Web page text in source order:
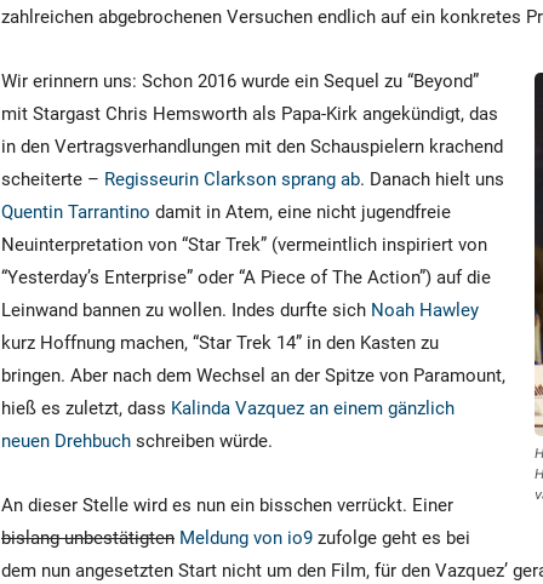
zahlreichen abgebrochenen Versuchen endlich auf ein konkretes
Wir erinnern uns: Schon 2016 wurde ein Sequel zu “Beyond”
mit Stargast Chris Hemsworth als Papa-Kirk angekündigt, das
in den Vertragsverhandlungen mit den Schauspielern krachend
scheiterte – Regisseurin Clarkson sprang ab. Danach hielt uns
Quentin Tarrantino damit in Atem, eine nicht jugendfreie
Neuinterpretation von “Star Trek” (vermeintlich inspiriert von
“Yesterday’s Enterprise” oder “A Piece of The Action”) auf die
Leinwand bannen zu wollen. Indes durfte sich Noah Hawley
kurz Hoffnung machen, “Star Trek 14” in den Kasten zu
bringen. Aber nach dem Wechsel an der Spitze von Paramount,
hieß es zuletzt, dass Kalinda Vazquez an einem gänzlich
neuen Drehbuch schreiben würde.
An dieser Stelle wird es nun ein bisschen verrückt. Einer
bislang unbestätigten Meldung von io9 zufolge geht es bei
dem nun angesetzten Start nicht um den Film, für den Vazquez’